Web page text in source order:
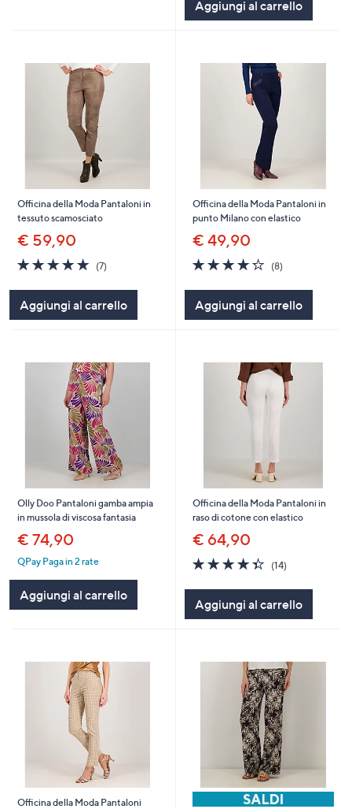
Aggiungi al carrello
Officina della Moda Pantaloni in
tessuto scamosciato
€ 59,90
4.9
of
5
Stars
(7)
Aggiungi al carrello
Officina della Moda Pantaloni in
punto Milano con elastico
€ 49,90
4.2
of
5
Stars
(8)8
Aggiungi al carrello
Olly Doo Pantaloni gamba ampia
in mussola di viscosa fantasia
€ 74,90
QPay Paga in 2 rate
Aggiungi al carrello
Officina della Moda Pantaloni in
raso di cotone con elastico
€ 64,90
4.4
of
5
Stars
(14)14
Aggiungi al carrello
Officina della Moda Pantaloni